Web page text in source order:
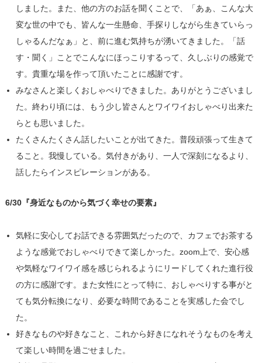
しました。また、他の方のお話を聞くことで、「あぁ、こんな大
変な世の中でも、皆んな一生懸命、手探りしながら生きていらっ
しゃるんだなぁ」と、前に進む気持ちが湧いてきました。「話
す・聞く」ことでこんなにほっこりするって、久しぶりの感覚で
す。貴重な場を作って頂いたことに感謝です。
みなさんと楽しくおしゃべりできました。ありがとうございまし
た。終わり頃には、もう少し皆さんとワイワイおしゃべり出来た
らとも思いました。
たくさんたくさん話したいことが出てきた。普段頑張って生きて
ること。我慢している。気付きがあり、一人で深刻になるより、
話したらインスピレーションがある。
6/30『身近なものから気づく幸せの要素』
気軽に安心してお話できる雰囲気だったので、カフェでお茶する
ような感覚でおしゃべりできて楽しかった。zoom上で、安心感
や気軽なワイワイ感を感じられるようにリードしてくれた進行役
の方に感謝です。また女性にとって特に、おしゃべりする事がと
ても気分転換になり、必要な時間であることを実感した会でし
た。
好きなものや好きなこと、これから好きになれそうなものを考え
て楽しい時間を過ごせました。